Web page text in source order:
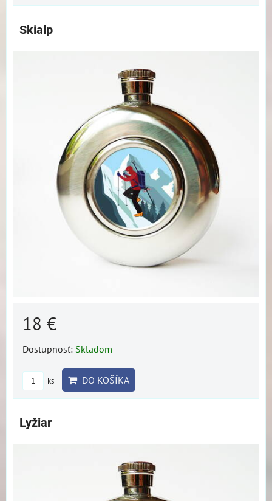
Skialp
18 €
Dostupnosť: Skladom
ks DO KOŠÍKA
Lyžiar